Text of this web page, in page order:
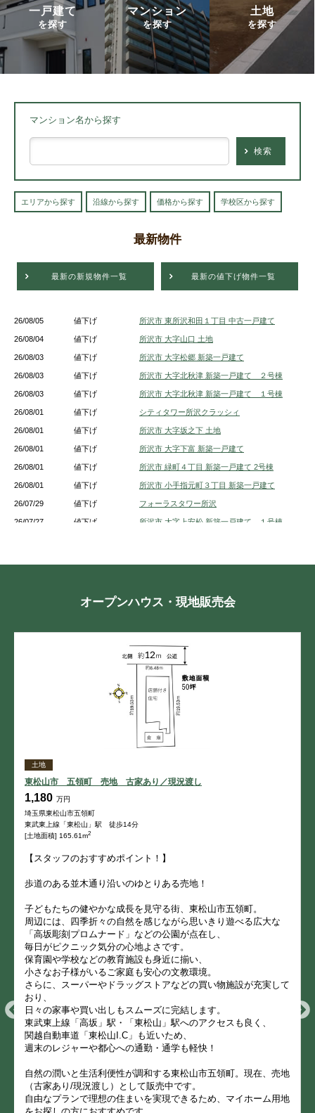
一戸建て
を探す
マンション
を探す
土地
を探す
マンション名から探す
検索
エリアから探す 沿線から探す 価格から探す 学校区から探す
最新物件
最新の新規物件一覧 最新の値下げ物件一覧
26/08/05 値下げ 所沢市 東所沢和田１丁目 中古一戸建て
26/08/04 値下げ 所沢市 大字山口 土地
26/08/03 値下げ 所沢市 大字松郷 新築一戸建て
26/08/03 値下げ 所沢市 大字北秋津 新築一戸建て ２号棟
26/08/03 値下げ 所沢市 大字北秋津 新築一戸建て １号棟
26/08/01 値下げ シティタワー所沢クラッシィ
26/08/01 値下げ 所沢市 大字坂之下 土地
26/08/01 値下げ 所沢市 大字下富 新築一戸建て
26/08/01 値下げ 所沢市 緑町４丁目 新築一戸建て 2号棟
26/08/01 値下げ 所沢市 小手指元町３丁目 新築一戸建て
26/07/29 値下げ フォーラスタワー所沢
26/07/27 値下げ 所沢市 大字上安松 新築一戸建て １号棟
所沢市 大字上安松 新築一戸建て 1号棟
26/07/27 値下げ 所沢市 大字上安松 新築一戸建て 5号棟
所沢市 中新井３丁目 新築一戸建て B号棟
所沢市 上新井４丁目 新築一戸建て
オープンハウス・現地販売会
土地
東松山市 五領町 売地 古家あり／現況渡し
1,180 万円
埼玉県東松山市五領町
東武東上線「東松山」駅 徒歩14分
[土地面積] 165.61m2
【スタッフのおすすめポイント！】
歩道のある並木通り沿いのゆとりある売地！
子どもたちの健やかな成長を見守る街、東松山市五領町。
周辺には、四季折々の自然を感じながら思いきり遊べる広大な
「高坂彫刻プロムナード」などの公園が点在し、
毎日がピクニック気分の心地よさです。
保育園や学校などの教育施設も身近に揃い、
小さなお子様がいるご家庭も安心の文教環境。
さらに、スーパーやドラッグストアなどの買い物施設が充実して
おり、
日々の家事や買い出しもスムーズに完結します。
東武東上線「高坂」駅・「東松山」駅へのアクセスも良く、
関越自動車道「東松山I.C」も近いため、
週末のレジャーや都心への通勤・通学も軽快！
自然の潤いと生活利便性が調和する東松山市五領町。現在、売地
（古家あり/現況渡し）として販売中です。
自由なプランで理想の住まいを実現できるため、マイホーム用地